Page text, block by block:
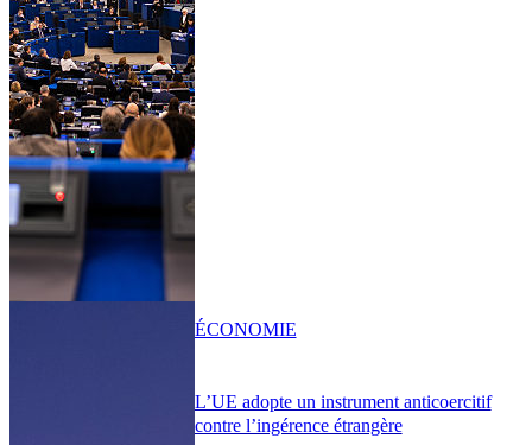
L’UE adopte un instrument anticoercitif
contre l’ingérence étrangère
ÉCONOMIE